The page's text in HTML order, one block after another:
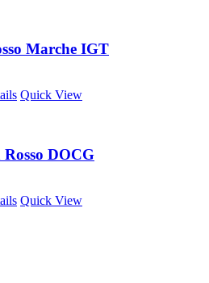
Marche IGT
Quick View
DOCG
Quick View